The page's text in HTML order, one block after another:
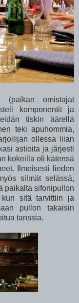
omistajat
komponentit ja
tiskin äärellä
teki apuhommia,
ollessa liian
astioita ja järjesti
kokeilla oli kätensä
Ilmeisesti lieden
silmät selässä,
paikalta sifonipullon
sitä tarvittiin ja
pullon takaisin
tanssia.